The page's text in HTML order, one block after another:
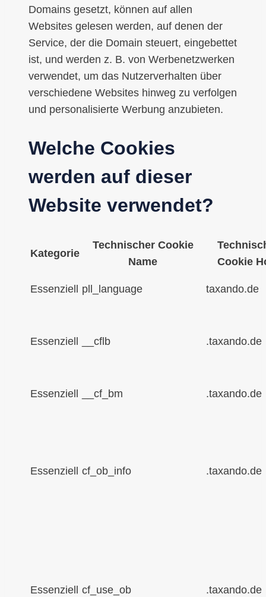
Domains gesetzt, können auf allen
Websites gelesen werden, auf denen der
Service, der die Domain steuert, eingebettet
ist, und werden z. B. von Werbenetzwerken
verwendet, um das Nutzerverhalten über
verschiedene Websites hinweg zu verfolgen
und personalisierte Werbung anzubieten.
Welche Cookies
werden auf dieser
Website verwendet?
Kategorie
Technischer Cookie
Name
Cookie
Essenziell pll_language taxando.de
Essenziell __cflb .taxando.de
Essenziell __cf_bm .taxando.de
Essenziell cf_ob_info .taxando.de
Essenziell cf_use_ob .taxando.de